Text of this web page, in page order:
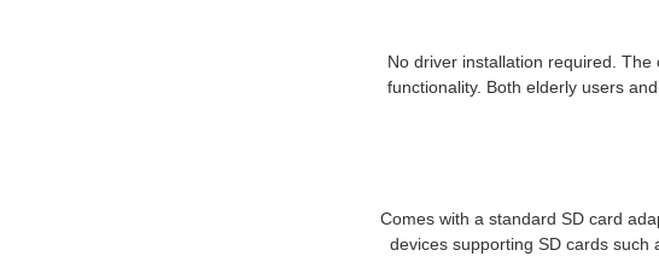
No driver installation required.
functionality. Both elderly users
Comes with a standard SD card
devices supporting SD cards